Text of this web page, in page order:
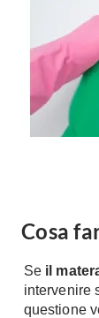
Cosa
Se il
intervenire
questione